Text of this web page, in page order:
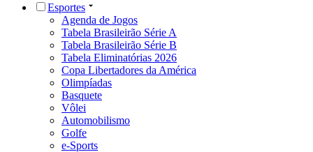
Esportes
Agenda de Jogos
Tabela Brasileirão Série A
Tabela Brasileirão Série B
Tabela Eliminatórias 2026
Copa Libertadores da América
Olimpíadas
Basquete
Vôlei
Automobilismo
Golfe
e-Sports